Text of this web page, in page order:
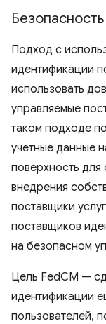
Безопасность
Подход с
идентификации
использовать
управляемые
таком подходе
учетные данные
поверхность для
внедрения
поставщики
поставщиков
на безопасном
Цель FedCM —
идентификации
пользователей,